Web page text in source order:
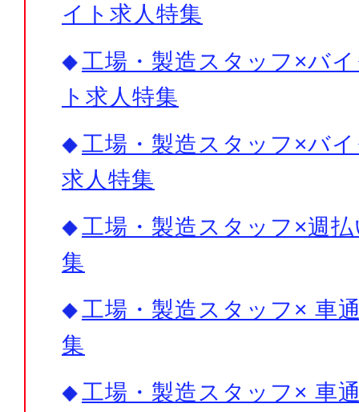
イト求人特集
工場・製造スタッフ×バ
ト求人特集
工場・製造スタッフ×バ
求人特集
工場・製造スタッフ×週
集
工場・製造スタッフ× 車
集
工場・製造スタッフ× 車